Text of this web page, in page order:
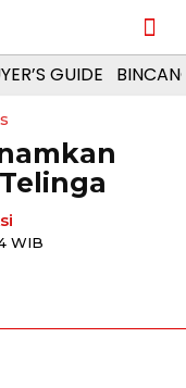
GUIDE
WIB